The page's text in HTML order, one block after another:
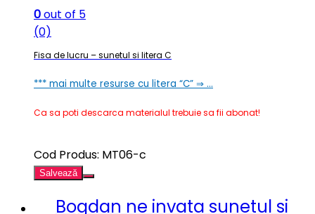
0out of 5
(0)
Fisa de lucru – sunetul si litera C
*** mai multe resurse cu litera “C” ⇒ …
Ca sa poti descarca materialul trebuie sa fii abonat!
Cod Produs: MT06-c
Salvează
Bogdan ne invata sunetul si